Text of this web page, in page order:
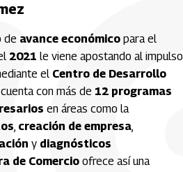
de avance económico para el
2021 le viene apostando al impulso
el Centro de Desarrollo
con más de 12 programas
en áreas como la
, creación de empresa,
y diagnósticos
de Comercio ofrece así una